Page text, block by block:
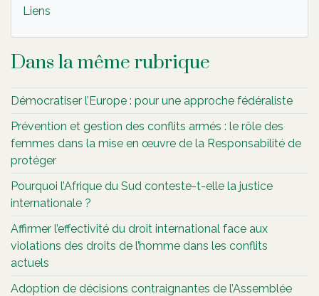
Liens
Dans la même rubrique
Démocratiser l’Europe : pour une approche fédéraliste
Prévention et gestion des conflits armés : le rôle des
femmes dans la mise en œuvre de la Responsabilité de
protéger
Pourquoi l’Afrique du Sud conteste-t-elle la justice
internationale ?
Affirmer l’effectivité du droit international face aux
violations des droits de l’homme dans les conflits
actuels
Adoption de décisions contraignantes de l’Assemblée